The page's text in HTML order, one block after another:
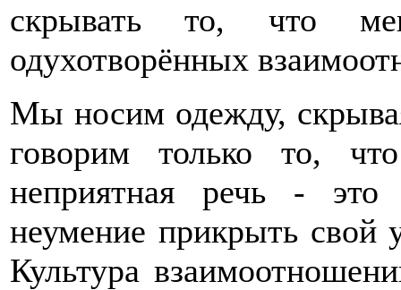
скрывать то, что
одухотворённых
Мы носим одежду,
говорим только то,
неприятная речь - это
неумение прикрыть свой
Культура